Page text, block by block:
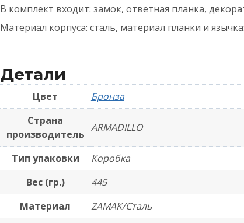
В комплект входит: замок, ответная планка,
Материал корпуса: сталь, материал планки и
Детали
Цвет
Бронза
Страна
производитель
ARMADILLO
Тип упаковки
Коробка
Вес (гр.)
445
Материал
ZAMAK/Сталь